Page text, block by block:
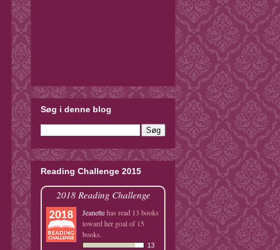
Søg i denne blog
Reading Challenge 2015
2018 Reading Challenge
Jeanettehas read 13 books
toward her goal of 15
books.
13